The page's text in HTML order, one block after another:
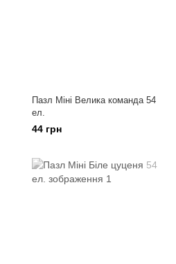
Пазл Міні Велика команда 54
ел.
44 грн